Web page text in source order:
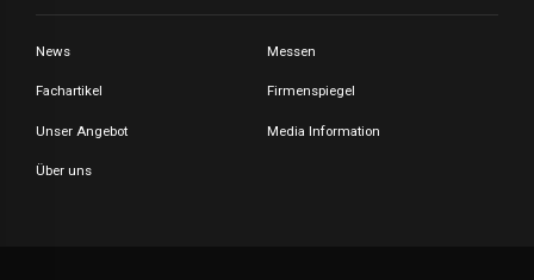
News Messen
Fachartikel Firmenspiegel
Unser Angebot Media Information
Über uns